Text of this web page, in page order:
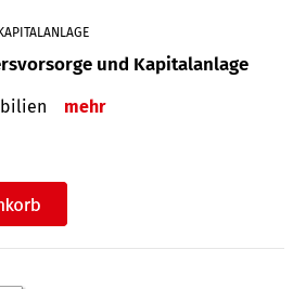
und Kapitalanlage
mehr